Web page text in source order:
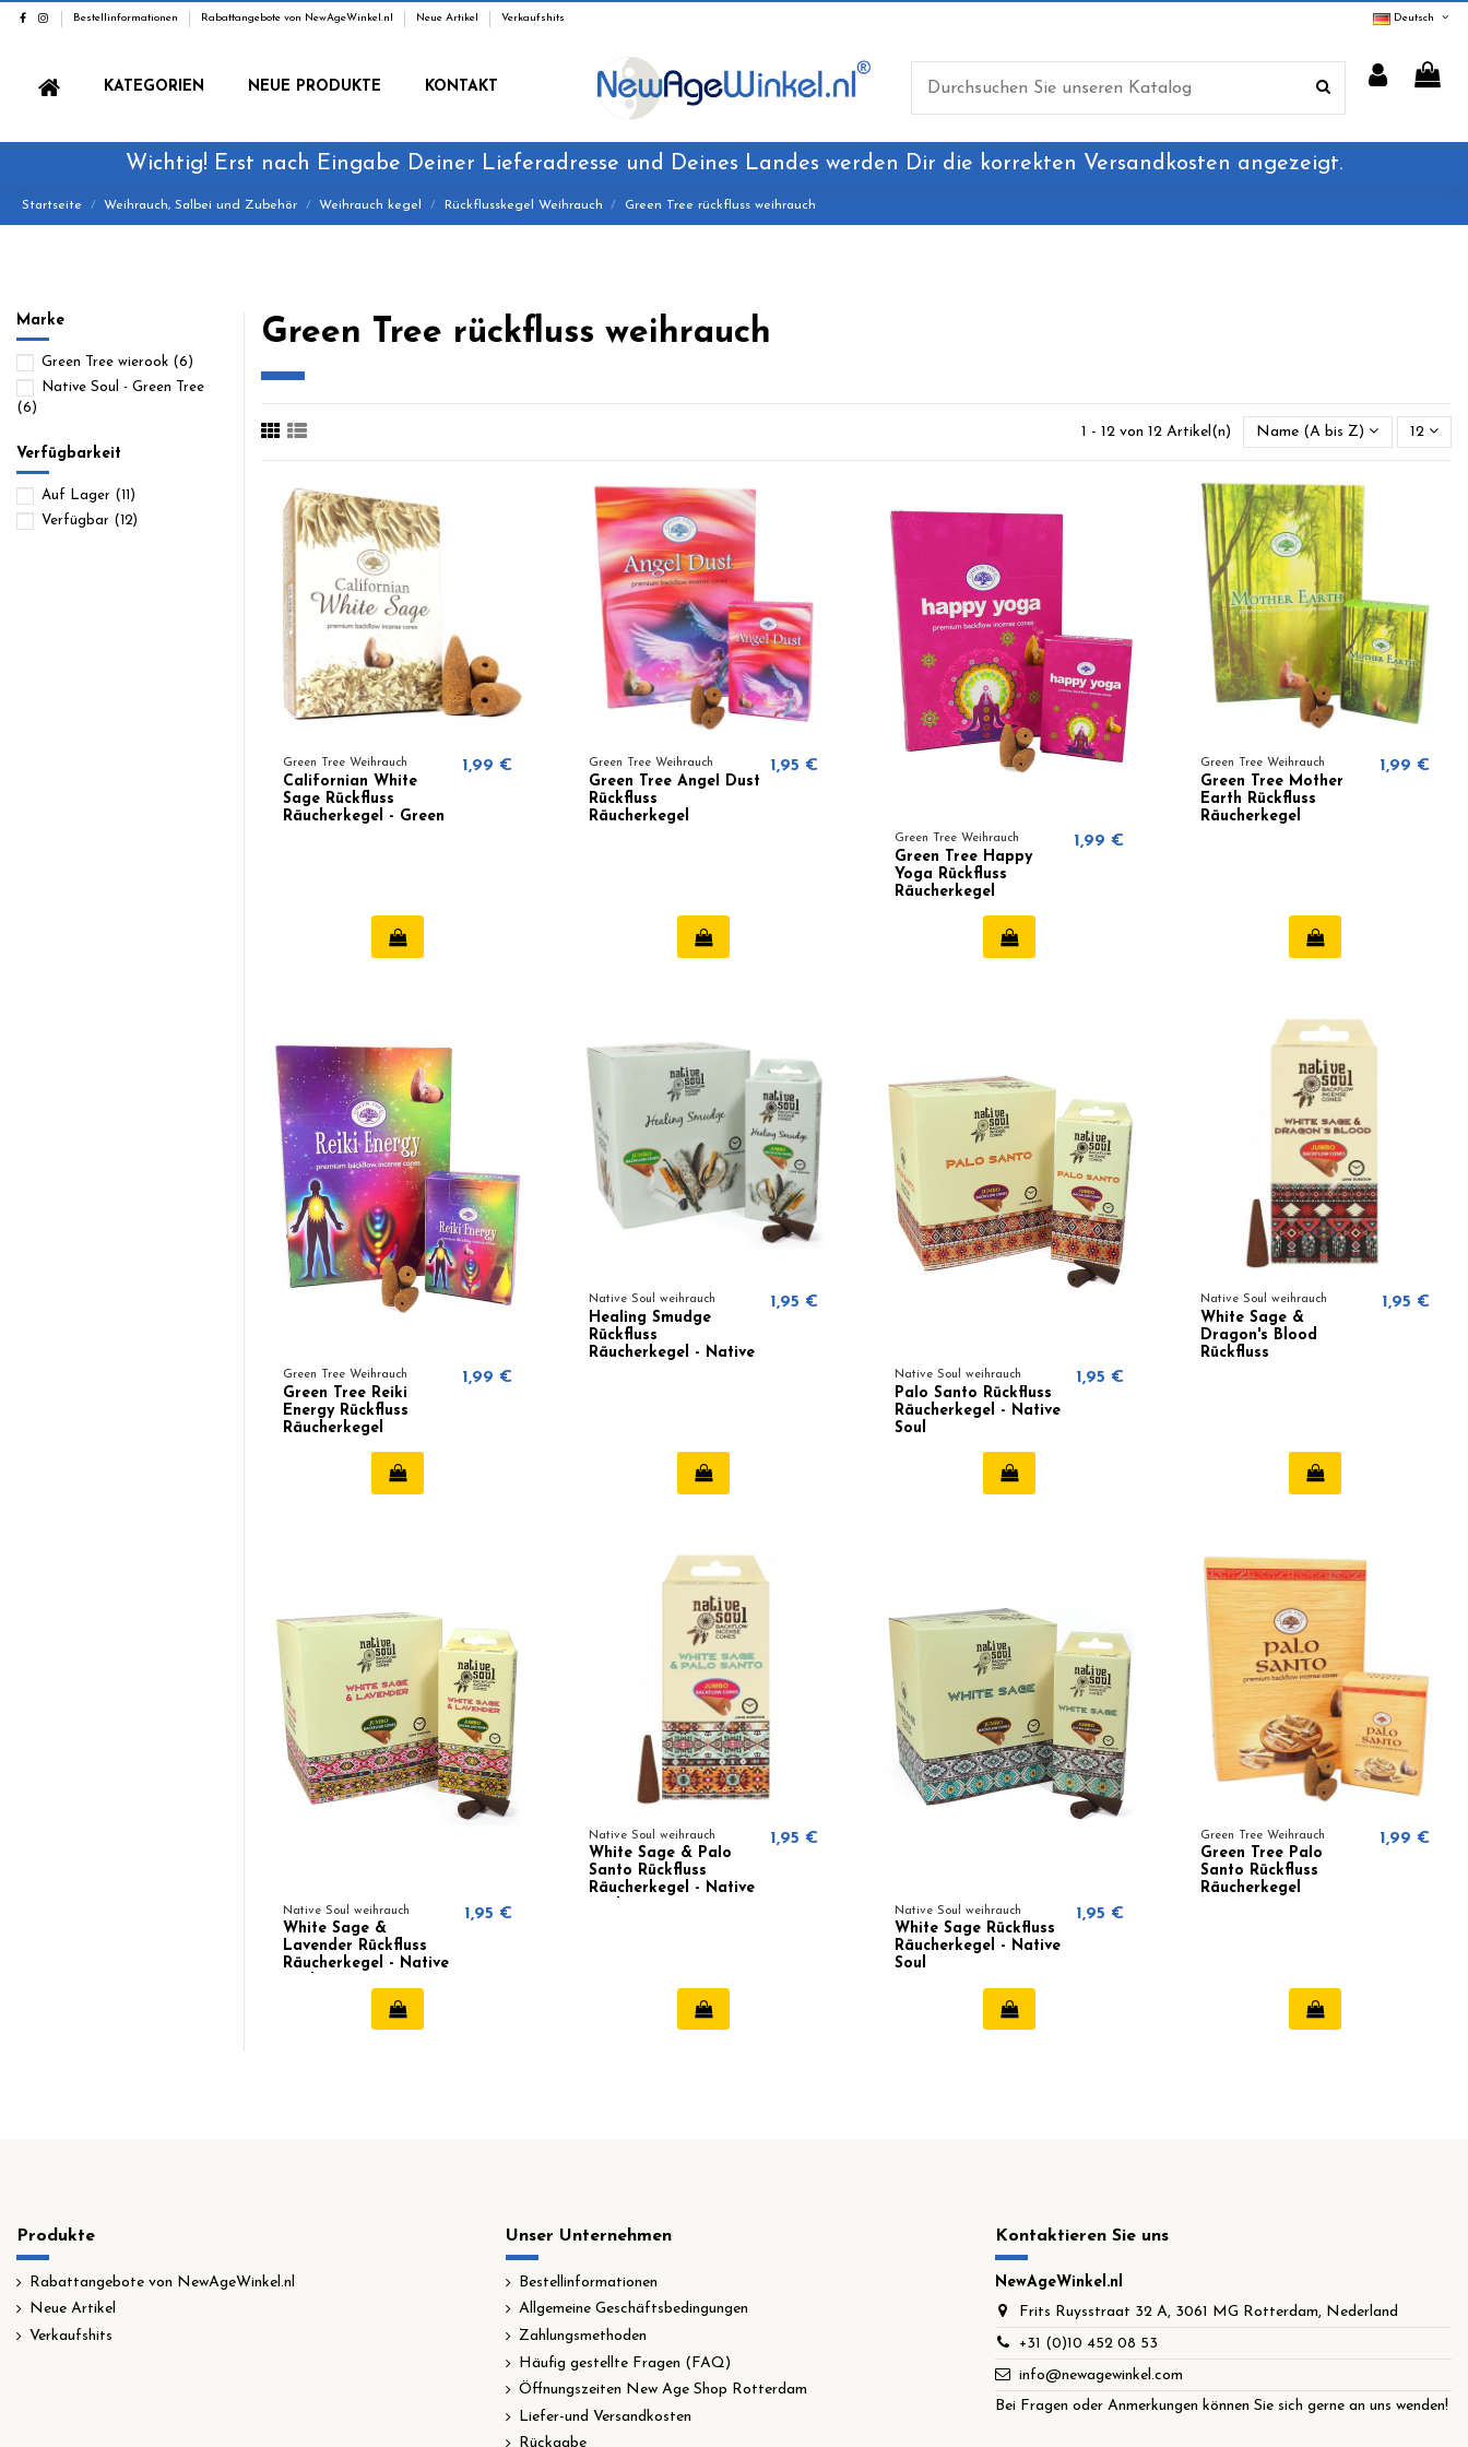
Bestellinformationen Rabattangebote von NewAgeWinkel.nl Neue Artikel Verkaufshits Deutsch
KATEGORIEN NEUE PRODUKTE KONTAKT
Wichtig! Erst nach Eingabe Deiner Lieferadresse und Deines Landes werden Dir die korrekten Versandkosten angezeigt.
Startseite Weihrauch, Salbei und Zubehör Weihrauch kegel Rückflusskegel Weihrauch Green Tree rückfluss weihrauch
Green Tree rückfluss weihrauch
1 - 12 von 12 Artikel(n) Name (A bis Z) 12
Green Tree Weihrauch
Californian White
Sage Rückfluss
Räucherkegel - Green
1,99 € Green Tree Weihrauch
Green Tree Angel Dust
Rückfluss
Räucherkegel
1,95 €
Green Tree Weihrauch
Green Tree Happy
Yoga Rückfluss
Räucherkegel
1,99 €
Green Tree Weihrauch
Green Tree Mother
Earth Rückfluss
Räucherkegel
1,99 €
Green Tree Weihrauch
Green Tree Reiki
Energy Rückfluss
Räucherkegel
1,99 €
Native Soul weihrauch
Healing Smudge
Rückfluss
Räucherkegel - Native
1,95 €
Native Soul weihrauch
Palo Santo Rückfluss
Räucherkegel - Native
Soul
1,95 €
Native Soul weihrauch
White Sage &
Dragon's Blood
Rückfluss
1,95 €
Native Soul weihrauch
White Sage &
Lavender Rückfluss
Räucherkegel - Native
1,95 €
Native Soul weihrauch
White Sage & Palo
Santo Rückfluss
Räucherkegel - Native
1,95 €
Native Soul weihrauch
White Sage Rückfluss
Räucherkegel - Native
Soul
1,95 €
Green Tree Weihrauch
Green Tree Palo
Santo Rückfluss
Räucherkegel
1,99 €
Marke
Green Tree wierook (6)
Native Soul - Green Tree
(6)
Verfügbarkeit
Auf Lager (11)
Verfügbar (12)
Produkte
Rabattangebote von NewAgeWinkel.nl
Neue Artikel
Verkaufshits
Unser Unternehmen
Bestellinformationen
Allgemeine Geschäftsbedingungen
Zahlungsmethoden
Häufig gestellte Fragen (FAQ)
Öffnungszeiten New Age Shop Rotterdam
Liefer-und Versandkosten
Rückgabe
Kontaktieren Sie uns
NewAgeWinkel.nl
Frits Ruysstraat 32 A, 3061 MG Rotterdam, Nederland
+31 (0)10 452 08 53
info@newagewinkel.com
Bei Fragen oder Anmerkungen können Sie sich gerne an uns wenden!